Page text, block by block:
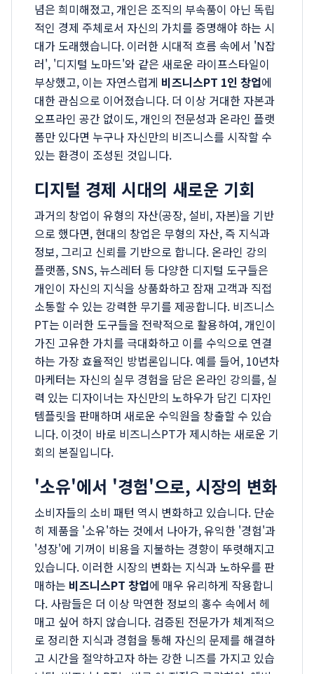
념은 희미해졌고, 개인은 조직의 부속품이 아닌 독립
적인 경제 주체로서 자신의 가치를 증명해야 하는 시
대가 도래했습니다. 이러한 시대적 흐름 속에서 'N잡
러', '디지털 노마드'와 같은 새로운 라이프스타일이
부상했고, 이는 자연스럽게 비즈니스PT 1인 창업에
대한 관심으로 이어졌습니다. 더 이상 거대한 자본과
오프라인 공간 없이도, 개인의 전문성과 온라인 플랫
폼만 있다면 누구나 자신만의 비즈니스를 시작할 수
있는 환경이 조성된 것입니다.
디지털 경제 시대의 새로운 기회
과거의 창업이 유형의 자산(공장, 설비, 자본)을 기반
으로 했다면, 현대의 창업은 무형의 자산, 즉 지식과
정보, 그리고 신뢰를 기반으로 합니다. 온라인 강의
플랫폼, SNS, 뉴스레터 등 다양한 디지털 도구들은
개인이 자신의 지식을 상품화하고 잠재 고객과 직접
소통할 수 있는 강력한 무기를 제공합니다. 비즈니스
PT는 이러한 도구들을 전략적으로 활용하여, 개인이
가진 고유한 가치를 극대화하고 이를 수익으로 연결
하는 가장 효율적인 방법론입니다. 예를 들어, 10년차
마케터는 자신의 실무 경험을 담은 온라인 강의를, 실
력 있는 디자이너는 자신만의 노하우가 담긴 디자인
템플릿을 판매하며 새로운 수익원을 창출할 수 있습
니다. 이것이 바로 비즈니스PT가 제시하는 새로운 기
회의 본질입니다.
'소유'에서 '경험'으로, 시장의 변화
소비자들의 소비 패턴 역시 변화하고 있습니다. 단순
히 제품을 '소유'하는 것에서 나아가, 유익한 '경험'과
'성장'에 기꺼이 비용을 지불하는 경향이 뚜렷해지고
있습니다. 이러한 시장의 변화는 지식과 노하우를 판
매하는 비즈니스PT 창업에 매우 유리하게 작용합니
다. 사람들은 더 이상 막연한 정보의 홍수 속에서 헤
매고 싶어 하지 않습니다. 검증된 전문가가 체계적으
로 정리한 지식과 경험을 통해 자신의 문제를 해결하
고 시간을 절약하고자 하는 강한 니즈를 가지고 있습